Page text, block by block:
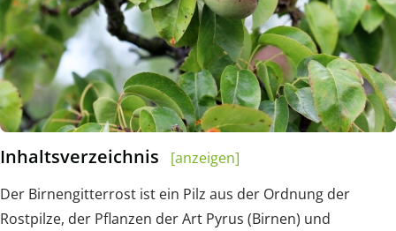
Inhaltsverzeichnis
[anzeigen]
Der Birnengitterrost ist ein Pilz aus der Ordnung der
Rostpilze, der Pflanzen der Art Pyrus (Birnen) und